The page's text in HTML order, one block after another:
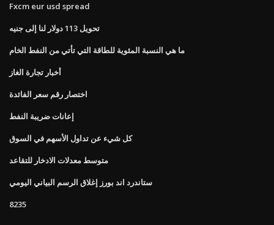
Fxcm eur usd spread
تحويل 113 دولار لنا إلى جنيه
ما هي النسبة المئوية للطاقة التي تأتي من النفط الخام
أخبار تجارة الغاز
اختصار رقم سعر الفائدة
إعانات ضريبة النفط
كل شيء عن تداول الأسهم في السوق
متوسط ​​معدلات الادخار للتقاعد
ستاندرد اند بورز إغلاق الرسم البياني اليومي
8235